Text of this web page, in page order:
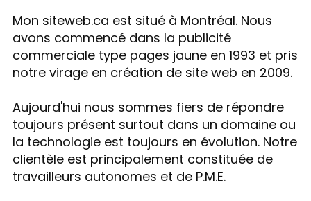
Expertise
Mon siteweb.ca est situé à Montréal. Nous
avons commencé dans la publicité
commerciale type pages jaune en 1993 et pris
notre virage en création de site web en 2009.
Aujourd'hui nous sommes fiers de répondre
toujours présent surtout dans un domaine ou
la technologie est toujours en évolution. Notre
clientèle est principalement constituée de
travailleurs autonomes et de P.M.E.